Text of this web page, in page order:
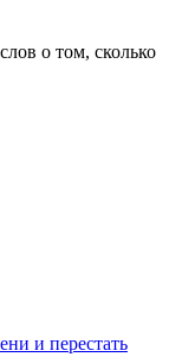
о том, сколько
и перестать